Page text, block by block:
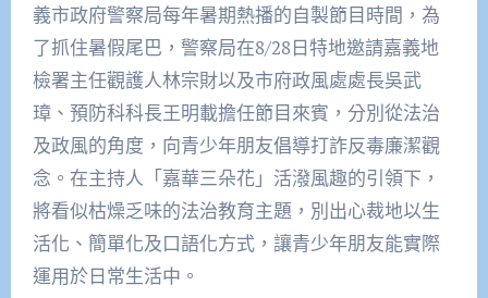
義市政府警察局每年暑期熱播的自製節目時間，為
了抓住暑假尾巴，警察局在8/28日特地邀請嘉義地
檢署主任觀護人林宗財以及市府政風處處長吳武
璋、預防科科長王明載擔任節目來賓，分別從法治
及政風的角度，向青少年朋友倡導打詐反毒廉潔觀
念。在主持人「嘉華三朵花」活潑風趣的引領下，
將看似枯燥乏味的法治教育主題，別出心裁地以生
活化、簡單化及口語化方式，讓青少年朋友能實際
運用於日常生活中。